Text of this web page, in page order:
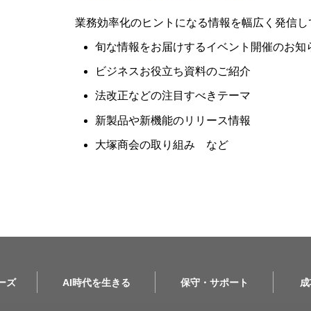
業務効率化のヒントになる情報を幅広く発信
旬な情報をお届けするイベント開催のお知
ビジネスお役立ち資料のご紹介
法改正などの注目すべきテーマ
新製品や新機能のリリース情報
大塚商会の取り組み など
ズ AI時代を生きる 保守・サポート